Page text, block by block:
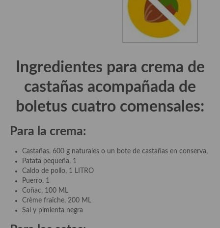
Gazpachos, salmorejos, sopas y cremas frías
Arroces Y fideuás
Legumbres y cereales
Cuscús
Huevos
Masas elaboradas con harina, pizzas, quiches y demás
Plato principal
Aves
Carne
Ingredientes para crema de
castañas acompañada de
boletus cuatro comensales:
Para la crema:
Castañas, 600 g naturales o un bote de castañas en conserva,
Patata pequeña, 1
Caldo de pollo, 1 LITRO
Puerro, 1
Coñac, 100 ML
Crème fraîche, 200 ML
Sal y pimienta negra